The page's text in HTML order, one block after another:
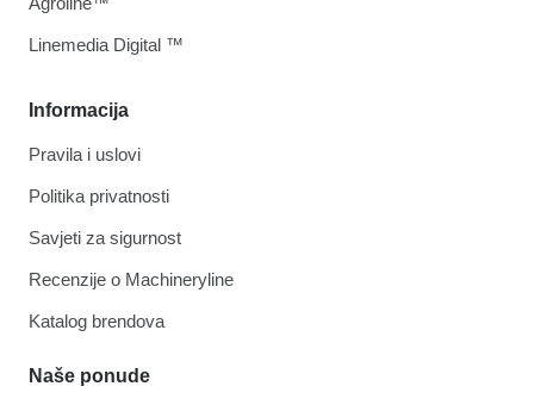
Informacija
Pravila i uslovi
Politika privatnosti
Savjeti za sigurnost
Recenzije o Machineryline
Katalog brendova
Naše ponude
Linemedia Digital ™